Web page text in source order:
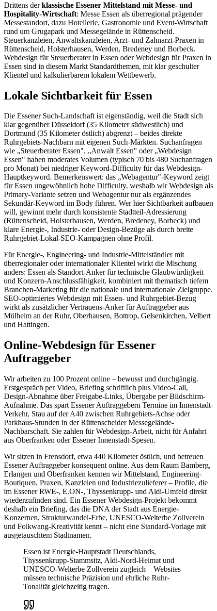
Drittens derklassische Essener Mittelstand mit Messe- und
Hospitality-Wirtschaft: Messe Essen als überregional prägender
Messestandort, dazu Hotellerie, Gastronomie und Event-Wirtschaft
rund um Grugapark und Messegelände in Rüttenscheid.
Steuerkanzleien, Anwaltskanzleien, Arzt- und Zahnarzt-Praxen in
Rüttenscheid, Holsterhausen, Werden, Bredeney und Borbeck.
Webdesign für Steuerberater in Essen oder Webdesign für Praxen in
Essen sind in diesem Markt Standardthemen, mit klar geschulter
Klientel und kalkulierbarem lokalem Wettbewerb.
Lokale Sichtbarkeit für Essen
Die Essener Such-Landschaft ist eigenständig, weil die Stadt sich
klar gegenüber Düsseldorf (35 Kilometer südwestlich) und
Dortmund (35 Kilometer östlich) abgrenzt – beides direkte
Ruhrgebiets-Nachbarn mit eigenen Such-Märkten. Suchanfragen
wie „Steuerberater Essen", „Anwalt Essen" oder „Webdesign
Essen" haben moderates Volumen (typisch 70 bis 480 Suchanfragen
pro Monat) bei niedriger Keyword-Difficulty für das Webdesign-
Hauptkeyword. Bemerkenswert: das „Webagentur"-Keyword zeigt
für Essen ungewöhnlich hohe Difficulty, weshalb wir Webdesign als
Primary-Variante setzen und Webagentur nur als ergänzendes
Sekundär-Keyword im Body führen. Wer hier Sichtbarkeit aufbauen
will, gewinnt mehr durch konsistente Stadtteil-Adressierung
(Rüttenscheid, Holsterhausen, Werden, Bredeney, Borbeck) und
klare Energie-, Industrie- oder Design-Bezüge als durch breite
Ruhrgebiet-Lokal-SEO-Kampagnen ohne Profil.
Für Energie-, Engineering- und Industrie-Mittelständler mit
überregionaler oder internationaler Klientel wirkt die Mischung
anders: Essen als Standort-Anker für technische Glaubwürdigkeit
und Konzern-Anschlussfähigkeit, kombiniert mit thematisch tiefem
Branchen-Marketing für die nationale und internationale Zielgruppe.
SEO-optimiertes Webdesign mit Essen- und Ruhrgebiet-Bezug
wirkt als zusätzlicher Vertrauens-Anker für Auftraggeber aus
Mülheim an der Ruhr, Oberhausen, Bottrop, Gelsenkirchen, Velbert
und Hattingen.
Online-Webdesign für Essener
Auftraggeber
Wir arbeiten zu 100 Prozent online – bewusst und durchgängig.
Erstgespräch per Video, Briefing schriftlich plus Video-Call,
Design-Abnahme über Freigabe-Links, Übergabe per Bildschirm-
Aufnahme. Das spart Essener Auftraggebern Termine im Innenstadt-
Verkehr, Stau auf der A40 zwischen Ruhrgebiets-Achse oder
Parkhaus-Stunden in der Rüttenscheider Messegelände-
Nachbarschaft. Sie zahlen für Webdesign-Arbeit, nicht für Anfahrt
aus Oberfranken oder Essener Innenstadt-Spesen.
Wir sitzen in Frensdorf, etwa 440 Kilometer östlich, und betreuen
Essener Auftraggeber konsequent online. Aus dem Raum Bamberg,
Erlangen und Oberfranken kennen wir Mittelstand, Engineering-
Boutiquen, Praxen, Kanzleien und Industriezulieferer – Profile, die
im Essener RWE-, E.ON-, Thyssenkrupp- und Aldi-Umfeld direkt
wiederzufinden sind. Ein Essener Webdesign-Projekt bekommt
deshalb ein Briefing, das die DNA der Stadt aus Energie-
Konzernen, Strukturwandel-Erbe, UNESCO-Welterbe Zollverein
und Folkwang-Kreativität kennt – nicht eine Standard-Vorlage mit
ausgetauschtem Stadtnamen.
Essen ist Energie-Hauptstadt Deutschlands,
Thyssenkrupp-Stammsitz, Aldi-Nord-Heimat und
UNESCO-Welterbe Zollverein zugleich – Websites
müssen technische Präzision und ehrliche Ruhr-
Tonalität gleichzeitig tragen.